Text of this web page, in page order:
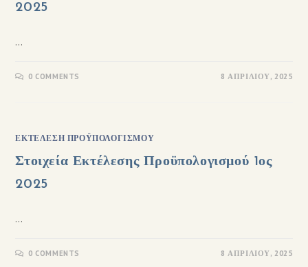
2025
…
0 COMMENTS 8 ΑΠΡΙΛΊΟΥ, 2025
ΕΚΤΈΛΕΣΗ ΠΡΟΫΠΟΛΟΓΙΣΜΟΎ
Στοιχεία Εκτέλεσης Προϋπολογισμού 1ος
2025
…
0 COMMENTS 8 ΑΠΡΙΛΊΟΥ, 2025